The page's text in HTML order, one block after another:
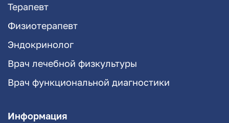
Терапевт
Физиотерапевт
Эндокринолог
Врач лечебной физкультуры
Врач функциональной диагностики
Информация